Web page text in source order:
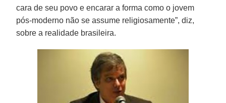
cara de seu povo e encarar a forma como o jovem
pós-moderno não se assume religiosamente”, diz,
sobre a realidade brasileira.